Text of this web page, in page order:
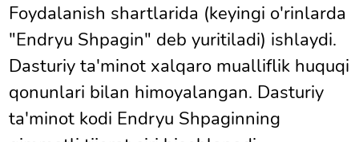
Foydalanish shartlarida (keyingi o'rinlarda
"Endryu Shpagin" deb yuritiladi) ishlaydi.
Dasturiy ta'minot xalqaro mualliflik huquqi
qonunlari bilan himoyalangan. Dasturiy
ta'minot kodi Endryu Shpaginning